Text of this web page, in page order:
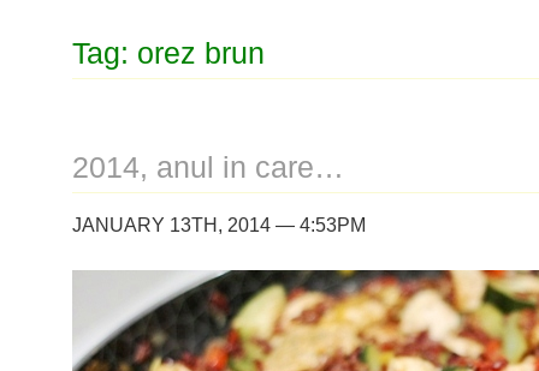
Tag: orez brun
2014, anul in care…
JANUARY 13TH, 2014 — 4:53PM